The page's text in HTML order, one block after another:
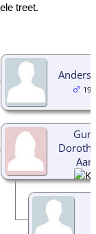
treet.
Anders